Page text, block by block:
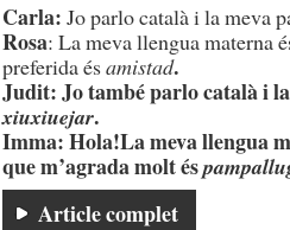
Carla: Jo parlo català i la meva
Rosa: La meva llengua materna
preferida ésamistad.
Judit: Jo també parlo català i
xiuxiuejar.
Imma: Hola!La meva llengua
que m’agrada molt és
Article complet